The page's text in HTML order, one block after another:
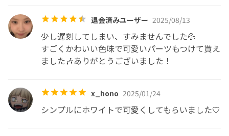
退会済みユーザー 2025/08/13
少し遅刻してしまい、すみませんでした💦
すごくかわいい色味で可愛いパーツもつけて貰え
ました🎶ありがとうございました！
x_hono 2025/01/24
シンプルにホワイトで可愛くしてもらいました🤍